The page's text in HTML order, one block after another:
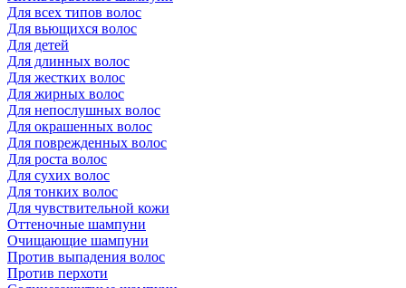
Для всех типов волос
Для вьющихся волос
Для детей
Для длинных волос
Для жестких волос
Для жирных волос
Для непослушных волос
Для окрашенных волос
Для поврежденных волос
Для роста волос
Для сухих волос
Для тонких волос
Для чувствительной кожи
Оттеночные шампуни
Очищающие шампуни
Против выпадения волос
Против перхоти